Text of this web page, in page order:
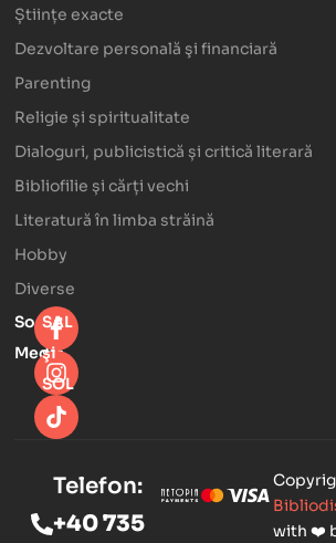
Științe exacte
Dezvoltare personală şi financiară
Parenting
Religie și spiritualitate
Dialoguri, publicistică și critică literară
Bibliofilie și cărți vechi
Literatură în limba străină
Hobby
Diverse
Social
Media
SAL
şi
SOL
with ❤️
Telefon:
+40 735